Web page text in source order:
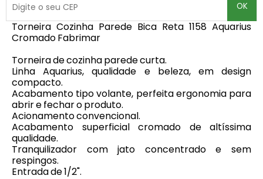
OK
Torneira Cozinha Parede Bica Reta 1158 Aquarius
Cromado Fabrimar
Torneira de cozinha parede curta.
Linha Aquarius, qualidade e beleza, em design
compacto.
Acabamento tipo volante, perfeita ergonomia para
abrir e fechar o produto.
Acionamento convencional.
Acabamento superficial cromado de altíssima
qualidade.
Tranquilizador com jato concentrado e sem
respingos.
Entrada de 1/2".